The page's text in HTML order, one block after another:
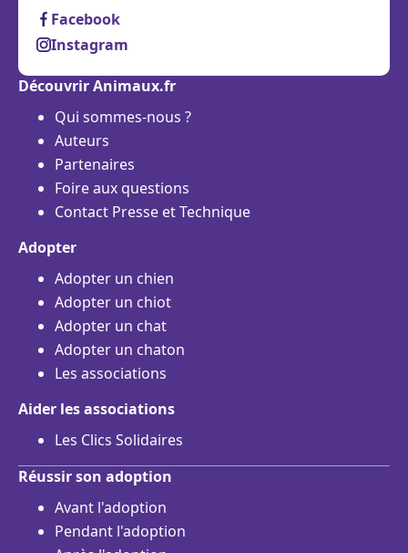
Facebook
Instagram
Découvrir Animaux.fr
Qui sommes-nous ?
Auteurs
Partenaires
Foire aux questions
Contact Presse et Technique
Adopter
Adopter un chien
Adopter un chiot
Adopter un chat
Adopter un chaton
Les associations
Aider les associations
Les Clics Solidaires
Réussir son adoption
Avant l'adoption
Pendant l'adoption